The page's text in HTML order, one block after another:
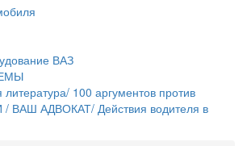
ВАЗ
100 аргументов против
ВАШ АДВОКАТ/ Действия водителя в